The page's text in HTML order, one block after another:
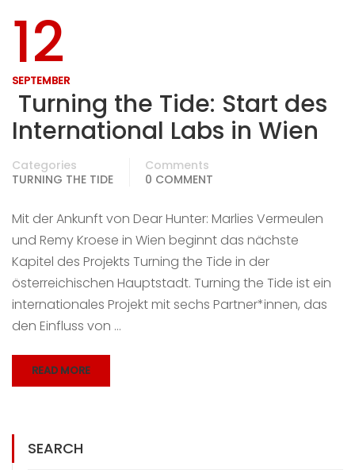
12
SEPTEMBER
Turning the Tide: Start des
International Labs in Wien
Categories
TURNING THE TIDE
Comments
0 COMMENT
Mit der Ankunft von Dear Hunter: Marlies Vermeulen
und Remy Kroese in Wien beginnt das nächste
Kapitel des Projekts Turning the Tide in der
österreichischen Hauptstadt. Turning the Tide ist ein
internationales Projekt mit sechs Partner*innen, das
den Einfluss von …
READ MORE
SEARCH